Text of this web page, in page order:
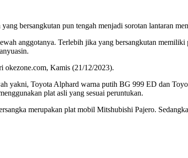
bersangkutan pun tengah menjadi sorotan lantaran
anggotanya. Terlebih jika yang bersangkutan
okezone.com, Kamis (21/12/2023).
yakni, Toyota Alphard warna putih BG 999 ED dan
plat asli yang sesuai peruntukan.
merupakan plat mobil Mitshubishi Pajero.